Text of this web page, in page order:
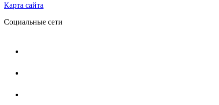
Карта сайта
Социальные сети